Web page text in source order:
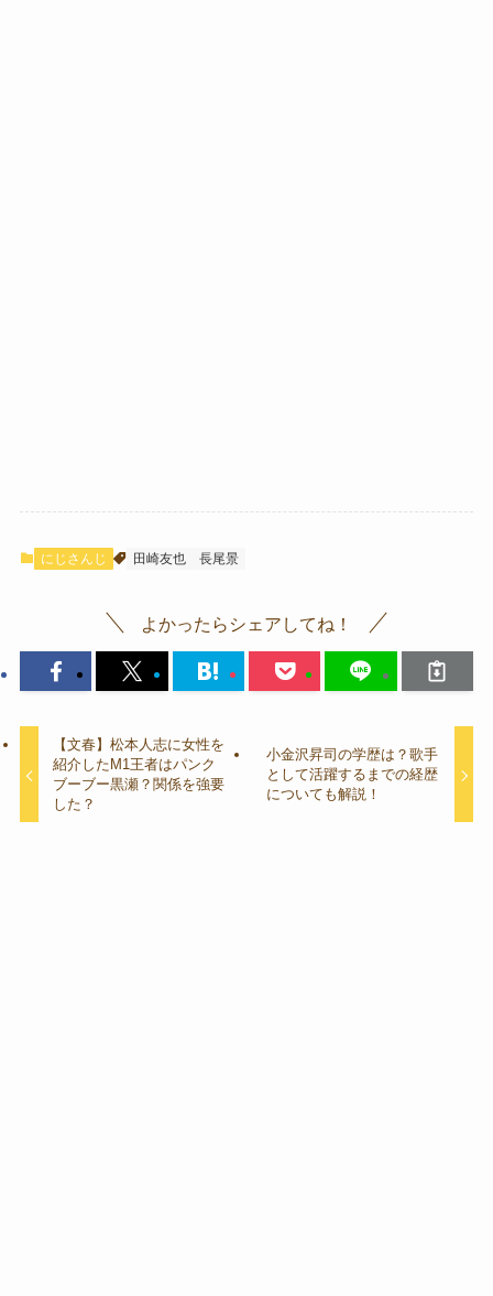
にじさんじ 田崎友也 長尾景
よかったらシェアしてね！
【文春】松本人志に女性を
紹介したM1王者はパンク
ブーブー黒瀬？関係を強要
した？
小金沢昇司の学歴は？歌手
として活躍するまでの経歴
についても解説！